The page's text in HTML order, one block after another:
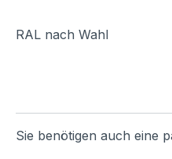
RAL nach Wahl
Sie benötigen auch eine